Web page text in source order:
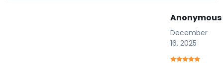
Anonymous
December
16, 2025